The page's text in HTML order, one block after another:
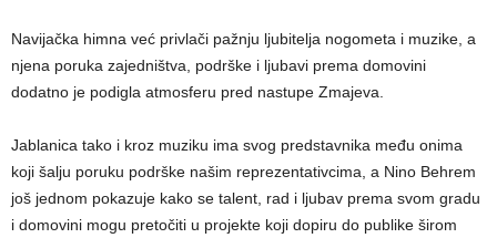
Navijačka himna već privlači pažnju ljubitelja nogometa i muzike, a
njena poruka zajedništva, podrške i ljubavi prema domovini
dodatno je podigla atmosferu pred nastupe Zmajeva.
Jablanica tako i kroz muziku ima svog predstavnika među onima
koji šalju poruku podrške našim reprezentativcima, a Nino Behrem
još jednom pokazuje kako se talent, rad i ljubav prema svom gradu
i domovini mogu pretočiti u projekte koji dopiru do publike širom